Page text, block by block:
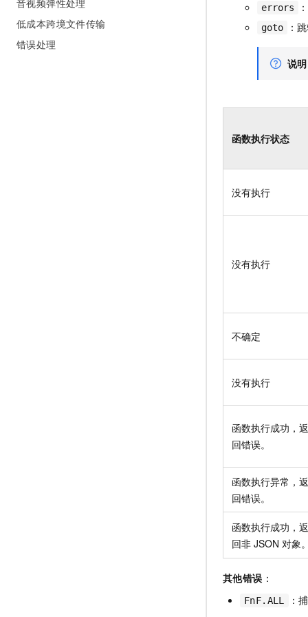
音视频弹性处理
低成本跨境文件传输
错误处理
errors
goto ：
说明
函数执行状态
没有执行
没有执行
不确定
没有执行
函数执行成功，返
回错误。
函数执行异常，返
回错误。
函数执行成功，返
回非 JSON 对象
其他错误 ：
FnF.ALL ：